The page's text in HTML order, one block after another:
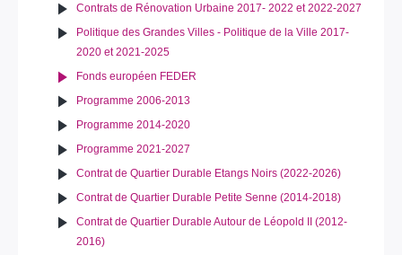
Contrats de Rénovation Urbaine 2017- 2022 et 2022-2027
Politique des Grandes Villes - Politique de la Ville 2017-
2020 et 2021-2025
Fonds européen FEDER
Programme 2006-2013
Programme 2014-2020
Programme 2021-2027
Contrat de Quartier Durable Etangs Noirs (2022-2026)
Contrat de Quartier Durable Petite Senne (2014-2018)
Contrat de Quartier Durable Autour de Léopold II (2012-
2016)